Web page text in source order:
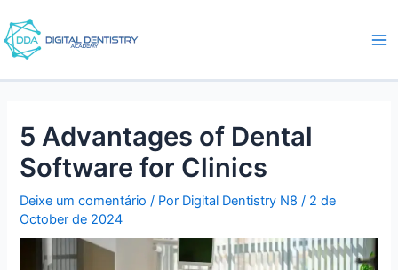
para
5 Advantages of Dental
Software for Clinics
Deixe um comentário / Por Digital Dentistry N8/ 2 de
October de 2024